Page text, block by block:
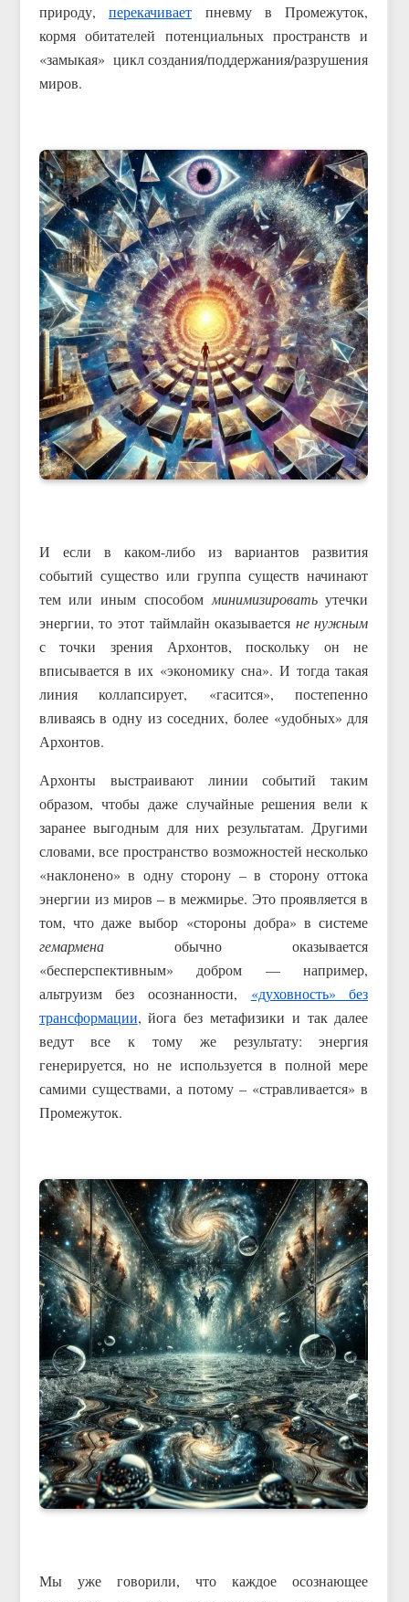
природу,перекачивает пневму в Промежуток,
кормя обитателей потенциальных пространств и
«замыкая» цикл создания/поддержания/разрушения
миров.
И если в каком-либо из вариантов развития
событий существо или группа существ начинают
тем или иным способом минимизироватьутечки
энергии, то этот таймлайн оказывается не нужным
с точки зрения Архонтов, поскольку он не
вписывается в их «экономику сна». И тогда такая
линия коллапсирует, «гасится», постепенно
вливаясь в одну из соседних, более «удобных» для
Архонтов.
Архонты выстраивают линии событий таким
образом, чтобы даже случайные решения вели к
заранее выгодным для них результатам. Другими
словами, все пространство возможностей несколько
«наклонено» в одну сторону – в сторону оттока
энергии из миров – в межмирье. Это проявляется в
том, что даже выбор «стороны добра» в системе
гемарменаобычно оказывается
«бесперспективным» добром — например,
альтруизм без осознанности, «духовность» без
трансформации, йога без метафизики и так далее
ведут все к тому же результату: энергия
генерируется, но не используется в полной мере
самими существами, а потому – «стравливается» в
Промежуток.
Мы уже говорили, что каждое осознающее